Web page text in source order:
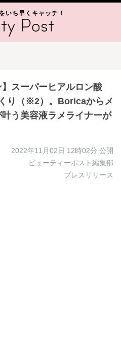
いち早くキャッチ！
】スーパーヒアルロン酸
り（※2）。Boricaからメ
う美容液ラメライナーが
2022年11月02日 12時02分 公開
ビューティーポスト編集部
プレスリリース